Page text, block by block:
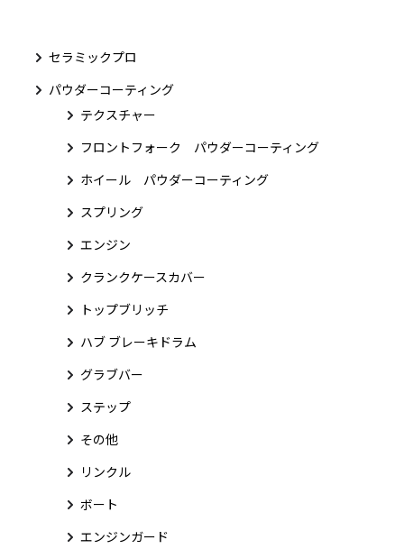
セラミックプロ
パウダーコーティング
テクスチャー
フロントフォーク パウダーコーティング
ホイール パウダーコーティング
スプリング
エンジン
クランクケースカバー
トップブリッチ
ハブ ブレーキドラム
グラブバー
ステップ
その他
リンクル
ボート
エンジンガード